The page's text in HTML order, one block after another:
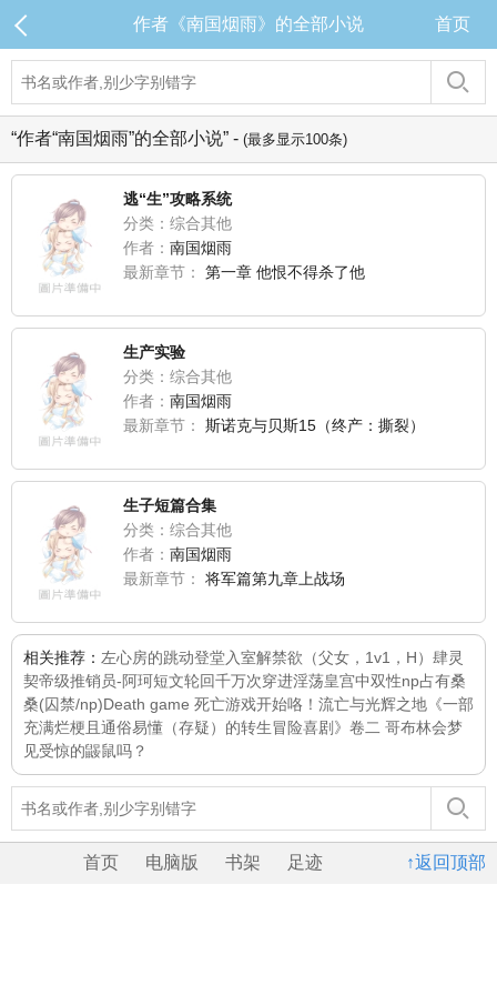
作者《南国烟雨》的全部小说 首页
“作者“南国烟雨”的全部小说” - (最多显示100条)
逃“生”攻略系统
分类：综合其他
作者： 南国烟雨
最新章节：
第一章 他恨不得杀了他
生产实验
分类：综合其他
作者： 南国烟雨
最新章节：
斯诺克与贝斯15（终产：撕裂）
生子短篇合集
分类：综合其他
作者： 南国烟雨
最新章节：
将军篇第九章上战场
相关推荐： 左心房的跳动登堂入室解禁欲（父女，1v1，H） 肆灵
契帝级推销员-阿珂短文轮回千万次穿进淫荡皇宫中双性np占有桑
桑(囚禁/np)Death game 死亡游戏开始咯！ 流亡与光辉之地 《一部
充满烂梗且通俗易懂（存疑）的转生冒险喜剧》卷二 哥布林会梦
见受惊的鼹鼠吗？
↑返回顶部
首页 电脑版 书架 足迹